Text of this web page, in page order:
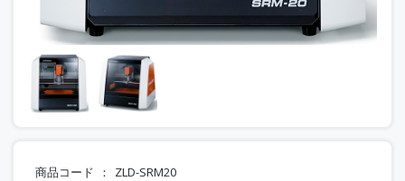
商品コード ZLD-SRM20